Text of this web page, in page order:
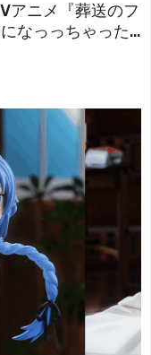
アニメ『葬送のフ
なっっちゃった